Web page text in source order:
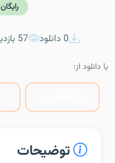
رایگان
0 دانلود 57 بازدید
یا دانلود از:
توضیحات